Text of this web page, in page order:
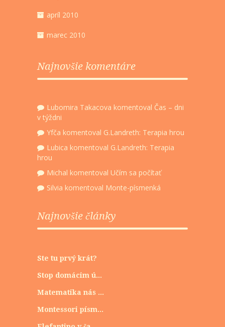
apríl 2010
marec 2010
Najnovšie komentáre
Lubomira Takacova komentoval Čas – dni
v týždni
Yfča komentoval G.Landreth: Terapia hrou
Lubica komentoval G.Landreth: Terapia
hrou
Michal komentoval Učím sa počítať
Silvia komentoval Monte-písmenká
Najnovšie články
Ste tu prvý krát?
Stop domácim ú...
Matematika nás ...
Montessori písm...